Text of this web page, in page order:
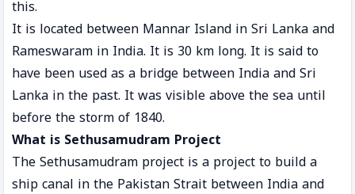
this.
It is located between Mannar Island in Sri Lanka and
Rameswaram in India. It is 30 km long. It is said to
have been used as a bridge between India and Sri
Lanka in the past. It was visible above the sea until
before the storm of 1840.
What is Sethusamudram Project
The Sethusamudram project is a project to build a
ship canal in the Pakistan Strait between India and